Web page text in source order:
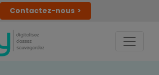
Contactez-nous